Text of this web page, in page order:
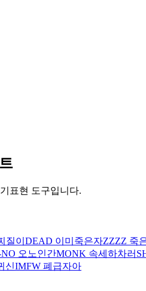
표현 도구입니다.
질이 DEAD 이미죽은자ZZZZ 죽
오노인간MONK 속세하차러
신IMFW 폐급자아